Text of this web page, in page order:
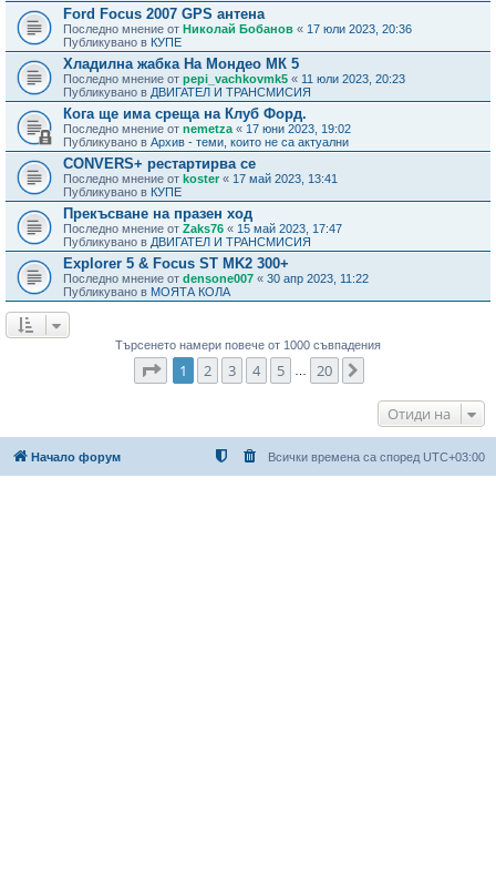
Ford Focus 2007 GPS антена
Последно мнение от Николай Бобанов « 17 юли 2023, 20:36
Публикувано в КУПЕ
Хладилна жабка На Мондео МК 5
Последно мнение от pepi_vachkovmk5 « 11 юли 2023, 20:23
Публикувано в ДВИГАТЕЛ И ТРАНСМИСИЯ
Кога ще има среща на Клуб Форд.
Последно мнение от nemetza « 17 юни 2023, 19:02
Публикувано в Архив - теми, които не са актуални
CONVERS+ рестартирва се
Последно мнение от koster « 17 май 2023, 13:41
Публикувано в КУПЕ
Прекъсване на празен ход
Последно мнение от Zaks76 « 15 май 2023, 17:47
Публикувано в ДВИГАТЕЛ И ТРАНСМИСИЯ
Explorer 5 & Focus ST MK2 300+
Последно мнение от densone007 « 30 апр 2023, 11:22
Публикувано в МОЯТА КОЛА
Търсенето намери повече от 1000 съвпадения
Страница1 от
1 2 3 4 5 20
Отиди на
Начало форум Всички времена са според UTC+03:00